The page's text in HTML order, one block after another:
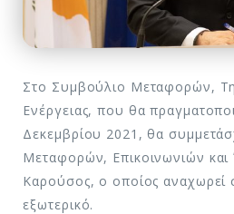
Στο Συμβούλιο Μεταφορών,
Ενέργειας, που θα
Δεκεμβρίου 2021, θα
Μεταφορών, Επικοινωνιών και
Καρούσος, ο οποίος αναχωρεί
εξωτερικό.